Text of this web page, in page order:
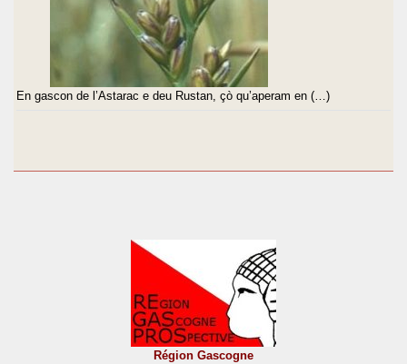
En gascon de l’Astarac e deu Rustan, çò qu’aperam en (…)
Région Gascogne